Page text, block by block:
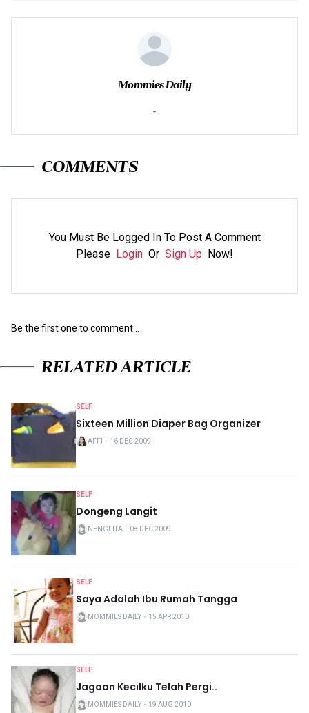
Mommies Daily
-
COMMENTS
You Must Be Logged In To Post A Comment
Please Login Or Sign Up Now!
Be the first one to comment...
RELATED ARTICLE
SELF
Sixteen Million Diaper Bag Organizer
AFFI ・ 16 DEC 2009
SELF
Dongeng Langit
NENGLITA ・ 08 DEC 2009
SELF
Saya Adalah Ibu Rumah Tangga
MOMMIES DAILY ・ 15 APR 2010
SELF
Jagoan Kecilku Telah Pergi..
MOMMIES DAILY ・ 19 AUG 2010